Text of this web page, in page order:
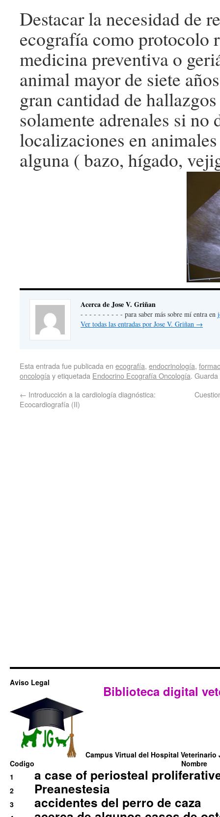
Destacar la necesidad de
ecografía como protocolo
medicina preventiva o
animal mayor de siete
gran cantidad de
solamente adrenales si no
localizaciones en
alguna ( bazo, hígado,
Acerca de Jose V. Griñan
- - - - - - - - - - para saber más sobre mí entra en
Ver todas las entradas por Jose V. Griñan →
Esta entrada fue publicada en ecografía, endocrinología,
oncologíay etiquetada Endocrino Ecografía Oncología.
← Introducción a la cardiología diagnóstica:
Ecocardiografía (II)
Aviso Legal
Biblioteca digital
Campus Virtual del Hospital Veterinario
Codigo
Nombre
1
a case of periosteal
2 Preanestesia
3 accidentes del perro de caza